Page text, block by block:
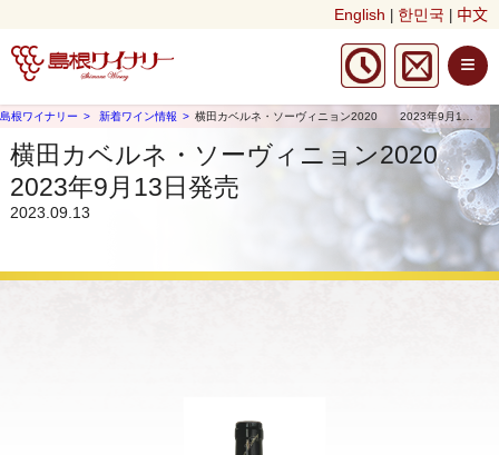
English 한민국 中文
≡
島根ワイナリー 新着ワイン情報 横田カベルネ・ソーヴィニョン2020 2023年9月13日発売
横田カベルネ・ソーヴィニョン2020
2023年9月13日発売
2023.09.13